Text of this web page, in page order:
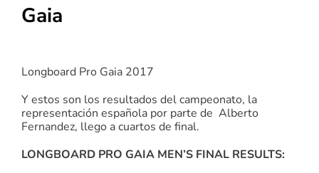
Gaia
Longboard Pro Gaia 2017
Y estos son los resultados del campeonato, la
representación española por parte de Alberto
Fernandez, llego a cuartos de final.
LONGBOARD PRO GAIA MEN’S FINAL RESULTS: